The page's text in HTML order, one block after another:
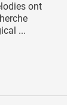
ont
...